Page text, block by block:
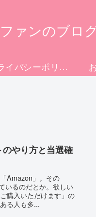
ァンのブロ
プライバシーポリシー
やり方と当選確
Amazon」。その
いるのだとか。欲しい
購入いただけます」の
る人も多...